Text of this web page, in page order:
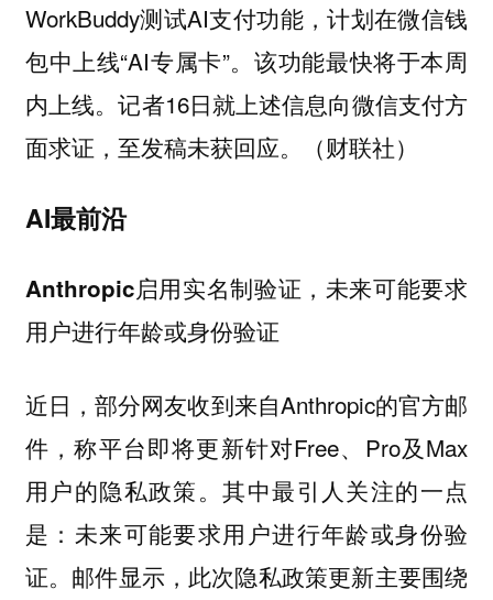
WorkBuddy测试AI支付功能，计划在微信钱
包中上线“AI专属卡”。该功能最快将于本周
内上线。记者16日就上述信息向微信支付方
面求证，至发稿未获回应。（财联社）
AI最前沿
Anthropic启用实名制验证，未来可能要求
用户进行年龄或身份验证
近日，部分网友收到来自Anthropic的官方邮
件，称平台即将更新针对Free、Pro及Max
用户的隐私政策。其中最引人关注的一点
是：未来可能要求用户进行年龄或身份验
证。邮件显示，此次隐私政策更新主要围绕